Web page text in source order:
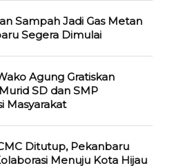
Sampah Jadi Gas Metan
Segera Dimulai
Agung Gratiskan
SD dan SMP
Masyarakat
Ditutup, Pekanbaru
Menuju Kota Hijau